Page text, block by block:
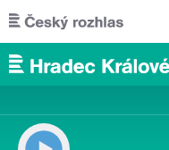
Přejít k hlavnímu obsahu